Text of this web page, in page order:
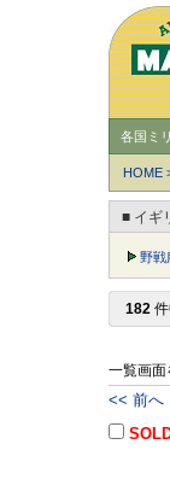
各国ミ
HOME
■ イギ
野戦
182
一覧画面
<< 前へ